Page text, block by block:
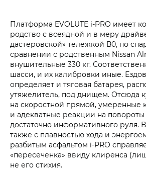
Платформа EVOLUTE i‑PRO имеет
родство с всеядной и в меру
дастеровской» тележкой В0, но
сравнении с родственным Nissan
внушительные 330 кг.
шасси, и их калибровки иные.
определяет и тяговая батарея,
утяжелитель, под днищем. Отсюда
на скоростной прямой, умеренные
и адекватные реакции на повороты
достаточно информативного руля.
также с плавностью хода и
разбитым асфальтом i‑PRO
«пересеченка» ввиду клиренса
не его стихия.